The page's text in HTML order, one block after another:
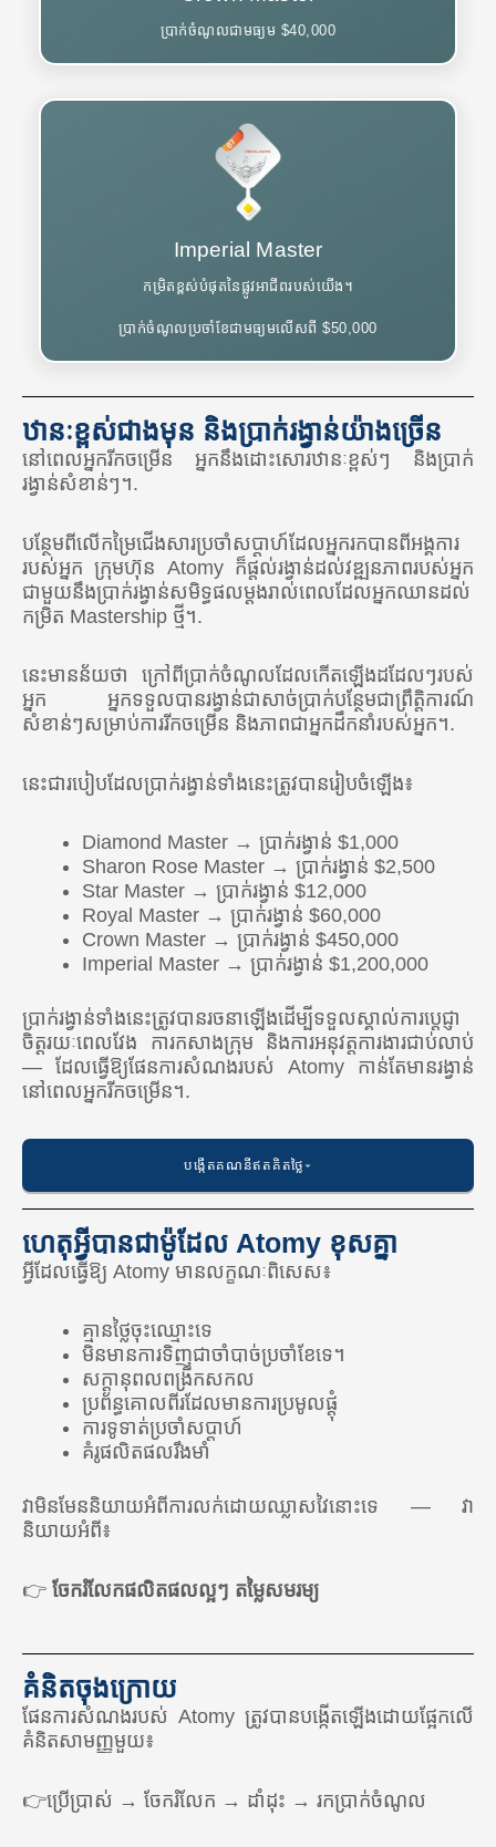
ប្រាក់ចំណូលជាមធ្យម $40,000
Imperial Master
កម្រិតខ្ពស់បំផុតនៃផ្លូវអាជីពរបស់យើង។
ប្រាក់ចំណូលប្រចាំខែជាមធ្យមលើសពី $50,000
ឋានៈខ្ពស់ជាងមុន និងប្រាក់រង្វាន់យ៉ាងច្រើន
នៅពេលអ្នករីកចម្រើន អ្នកនឹងដោះសោរឋានៈខ្ពស់ៗ និងប្រាក់
រង្វាន់សំខាន់ៗ។.
បន្ថែមពីលើកម្រៃជើងសារប្រចាំសប្តាហ៍ដែលអ្នករកបានពីអង្គការ
របស់អ្នក ក្រុមហ៊ុន Atomy ក៏ផ្តល់រង្វាន់ដល់វឌ្ឍនភាពរបស់អ្នក
ជាមួយនឹងប្រាក់រង្វាន់សមិទ្ធផលម្តងរាល់ពេលដែលអ្នកឈានដល់
កម្រិត Mastership ថ្មី។.
នេះមានន័យថា ក្រៅពីប្រាក់ចំណូលដែលកើតឡើងដដែលៗរបស់
អ្នក អ្នកទទួលបានរង្វាន់ជាសាច់ប្រាក់បន្ថែមជាព្រឹត្តិការណ៍
សំខាន់ៗសម្រាប់ការរីកចម្រើន និងភាពជាអ្នកដឹកនាំរបស់អ្នក។.
នេះជារបៀបដែលប្រាក់រង្វាន់ទាំងនេះត្រូវបានរៀបចំឡើង៖
Diamond Master → ប្រាក់រង្វាន់ $1,000
Sharon Rose Master → ប្រាក់រង្វាន់ $2,500
Star Master → ប្រាក់រង្វាន់ $12,000
Royal Master → ប្រាក់រង្វាន់ $60,000
Crown Master → ប្រាក់រង្វាន់ $450,000
Imperial Master → ប្រាក់រង្វាន់ $1,200,000
ប្រាក់រង្វាន់ទាំងនេះត្រូវបានរចនាឡើងដើម្បីទទួលស្គាល់ការប្តេជ្ញា
ចិត្តរយៈពេលវែង ការកសាងក្រុម និងការអនុវត្តការងារជាប់លាប់
— ដែលធ្វើឱ្យផែនការសំណងរបស់ Atomy កាន់តែមានរង្វាន់
នៅពេលអ្នករីកចម្រើន។.
បង្កើតគណនីឥតគិតថ្លៃ
អាមេរិក
🇺🇸 សហរដ្ឋអាមេរិក
🇨🇦 កាណាដា
🇲🇽 ម៉ិកស៊ិក
🇨🇴 ប្រទេសកូឡុំប៊ី
🇧🇷 ប្រេស៊ីល
🇪🇺 អាតូមី អឺរ៉ុប (ប្រទេសទាំងអស់នៅសហភាពអឺរ៉ុប)
🇹🇷 ទួរគី
អាស៊ី
🇰🇭 កម្ពុជា
ហេតុអ្វីបានជាម៉ូដែល Atomy ខុសគ្នា
អ្វីដែលធ្វើឱ្យ Atomy មានលក្ខណៈពិសេស៖
គ្មានថ្លៃចុះឈ្មោះទេ
មិនមានការទិញជាចាំបាច់ប្រចាំខែទេ។
សក្តានុពលពង្រីកសកល
ប្រព័ន្ធគោលពីរដែលមានការប្រមូលផ្តុំ
ការទូទាត់ប្រចាំសប្តាហ៍
គំរូផលិតផលរឹងមាំ
វាមិនមែននិយាយអំពីការលក់ដោយឈ្លាសវៃនោះទេ — វា
និយាយអំពី៖
👉 ចែករំលែកផលិតផលល្អៗ តម្លៃសមរម្យ
គំនិតចុងក្រោយ
ផែនការសំណងរបស់ Atomy ត្រូវបានបង្កើតឡើងដោយផ្អែកលើ
គំនិតសាមញ្ញមួយ៖
👉ប្រើប្រាស់ → ចែករំលែក → ដាំដុះ → រកប្រាក់ចំណូល